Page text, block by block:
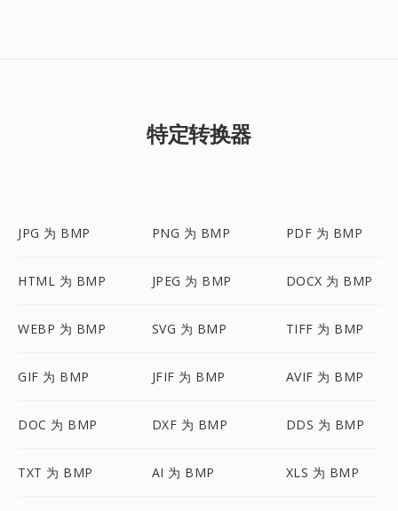
特定转换器
JPG 为 BMP PNG 为 BMP PDF 为 BMP
HTML 为 BMP JPEG 为 BMP DOCX 为 BMP
WEBP 为 BMP SVG 为 BMP TIFF 为 BMP
GIF 为 BMP JFIF 为 BMP AVIF 为 BMP
DOC 为 BMP DXF 为 BMP DDS 为 BMP
TXT 为 BMP AI 为 BMP XLS 为 BMP